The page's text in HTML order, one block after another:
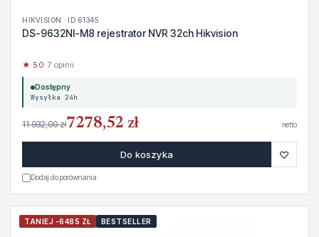
HIKVISION · ID 61345
DS-9632NI-M8 rejestrator NVR 32ch Hikvision
★ 5.0· 7 opinii
Dostępny
Wysyłka 24h
11 932,00 zł7278,52 zł netto
Do koszyka ♡
Dodaj do porównania
TANIEJ -6485 ZŁ BESTSELLER